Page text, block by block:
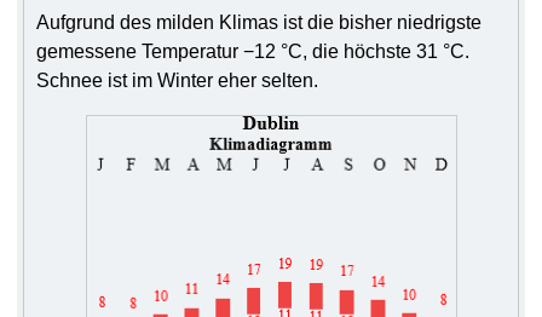
Aufgrund des milden Klimas ist die bisher niedrigste
gemessene Temperatur −12 °C, die höchste 31 °C.
Schnee ist im Winter eher selten.